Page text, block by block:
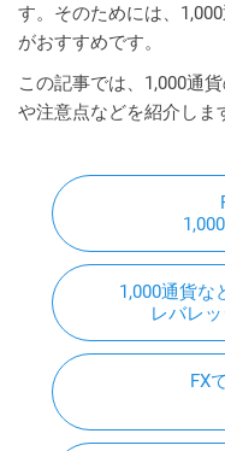
す。そのためには、
がおすすめです。
この記事では、1,000通
や注意点などを紹介しま
1,000通貨な
レバレ
FX